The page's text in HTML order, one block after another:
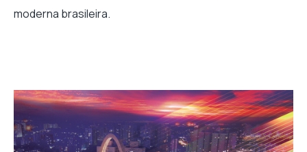
moderna brasileira.